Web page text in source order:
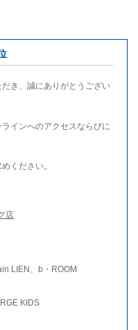
き、誠にありがとうござい
インへのアクセスならびに
ください。
店
LIEN、b・ROOM
KIDS